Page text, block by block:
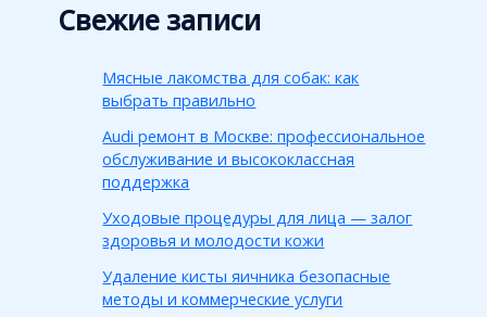
Свежие записи
Мясные лакомства для собак: как
выбрать правильно
Audi ремонт в Москве: профессиональное
обслуживание и высококлассная
поддержка
Уходовые процедуры для лица — залог
здоровья и молодости кожи
Удаление кисты яичника безопасные
методы и коммерческие услуги